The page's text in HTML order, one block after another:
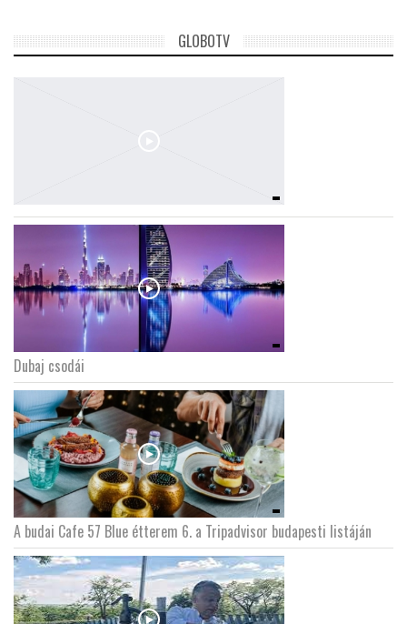
GLOBOTV
Dubaj csodái
A budai Cafe 57 Blue étterem 6. a Tripadvisor budapesti listáján